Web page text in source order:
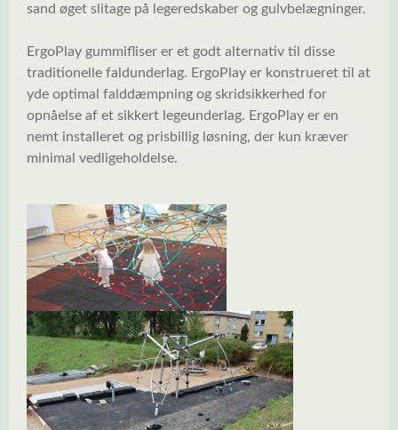
sand øget slitage på legeredskaber og gulvbelægninger.
ErgoPlay gummifliser er et godt alternativ til disse
traditionelle faldunderlag. ErgoPlay er konstrueret til at
yde optimal falddæmpning og skridsikkerhed for
opnåelse af et sikkert legeunderlag. ErgoPlay er en
nemt installeret og prisbillig løsning, der kun kræver
minimal vedligeholdelse.